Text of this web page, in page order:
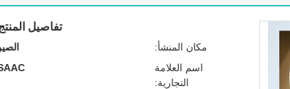
تفاصيل
مكان المنشأ:
اسم العلامة
التجارية: